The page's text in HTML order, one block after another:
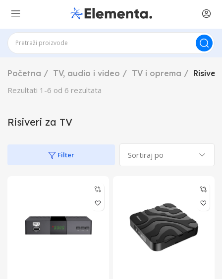
Početna TV, audio i video TV i oprema
Rezultati 1 -6 od 6 rezultata
Risiveri za TV
Filter